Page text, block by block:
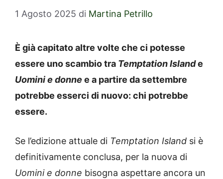
1 Agosto 2025 di Martina Petrillo
È già capitato altre volte che ci potesse
essere uno scambio tra Temptation Islande
Uomini e donne e a partire da settembre
potrebbe esserci di nuovo: chi potrebbe
essere.
Se l’edizione attuale di Temptation Island si è
definitivamente conclusa, per la nuova di
Uomini e donne bisogna aspettare ancora un